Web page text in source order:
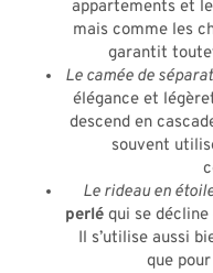
appartements et
mais comme les
garantit
Le camée de
élégance et
descend en
souvent
Le rideau en
perlé qui se
Il s’utilise aussi
que